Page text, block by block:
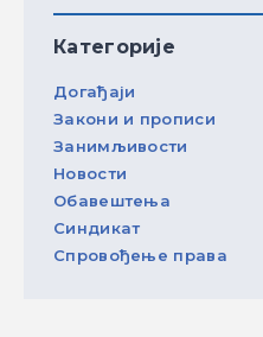
Категорије
Догађаји
Закони и прописи
Занимљивости
Новости
Обавештења
Синдикат
Спровођење права